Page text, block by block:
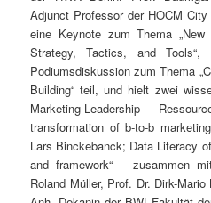
Adjunct Professor der HOCM
eine Keynote zum Thema
Strategy, Tactics, and
Podiumsdiskussion zum Thema
Building“ teil, und hielt zwei
Marketing Leadership –
transformation of b-to-b
Lars Binckebanck; Data Literacy
and framework“ – zusammen
Roland Müller, Prof. Dr. Dirk-